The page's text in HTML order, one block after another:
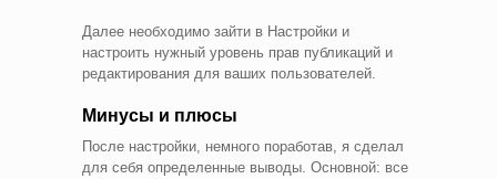
Далее необходимо зайти в Настройки и
настроить нужный уровень прав публикаций и
редактирования для ваших пользователей.
Минусы и плюсы
После настройки, немного поработав, я сделал
для себя определенные выводы. Основной: все